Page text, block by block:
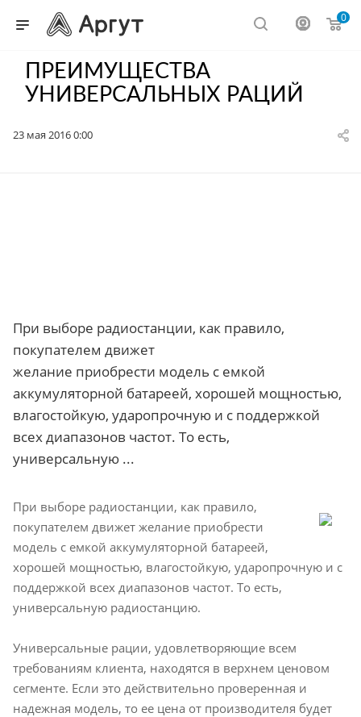
0
ПРЕИМУЩЕСТВА
УНИВЕРСАЛЬНЫХ РАЦИЙ
23 мая 2016 0:00
При выборе радиостанции, как правило,
покупателем движет
желание приобрести модель с емкой
аккумуляторной батареей, хорошей мощностью,
влагостойкую, ударопрочную и с поддержкой
всех диапазонов частот. То есть,
универсальную ...
При выборе радиостанции, как правило,
покупателем движет желание приобрести
модель с емкой аккумуляторной батареей,
хорошей мощностью, влагостойкую, ударопрочную и с
поддержкой всех диапазонов частот. То есть,
универсальную радиостанцию.
Универсальные рации, удовлетворяющие всем
требованиям клиента, находятся в верхнем ценовом
сегменте. Если это действительно проверенная и
надежная модель, то ее цена от производителя будет